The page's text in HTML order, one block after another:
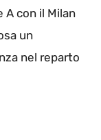
A con il Milan
un
nel reparto